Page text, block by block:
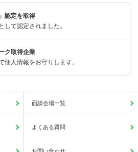
認定を取得
して認定されました。
ク取得企業
個人情報をお守りします。
面談会場一覧
よくある質問
お問い合わせ